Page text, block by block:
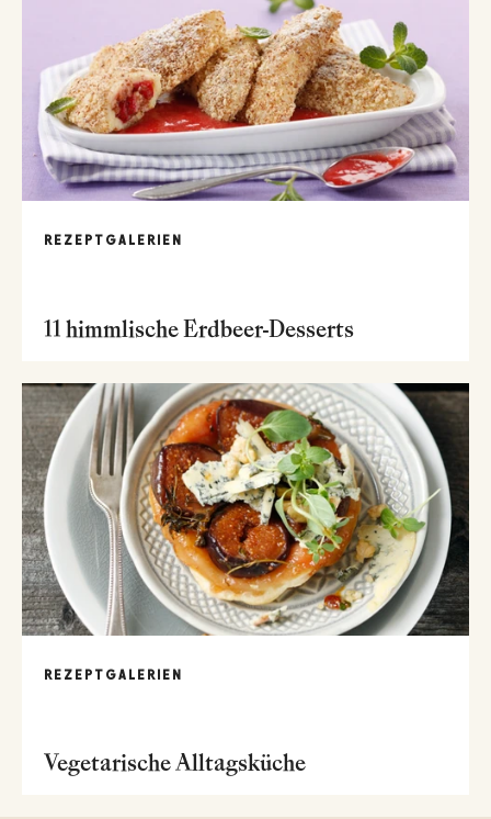
REZEPTGALERIEN
11 himmlische Erdbeer-Desserts
REZEPTGALERIEN
Vegetarische Alltagsküche